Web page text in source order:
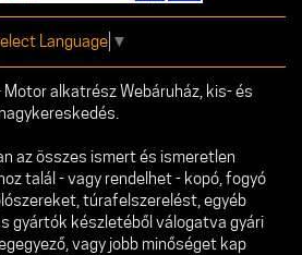
Language ▼
alkatrész Webáruház, kis- és
nagykereskedés.
az összes ismert és ismeretlen
talál - vagy rendelhet - kopó, fogyó
túrafelszerelést, egyéb
gyártók készletéből válogatva gyári
vagy jobb minőséget kap